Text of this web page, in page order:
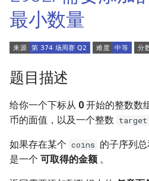
始
化
搜
索
擎
解法
方法一：贪心 + 构造
4. 二维数组中的查找
5. 替换空格
6. 从尾到头打印链表
7. 重建二叉树
9. 用两个栈实现队列
10.1. 斐波那契数列
2. 二进制加法
3. 前 n 个数字二进制中 1 的个
数
4. 只出现一次的数字
5. 单词长度的最大乘积
6. 排序数组中两个数字之和
1.2. 判定是否互为字符重排
1.3. URL 化
1.4. 回文排列
1.5. 一次编辑
1.6. 字符串压缩
1.7. 旋转矩阵
最小数量
题目描述
给你一个下标从 0 开始的整数数
币的面值，以及一个整数 target
如果存在某个 coins 的子序列
是一个 可取得的金额 。